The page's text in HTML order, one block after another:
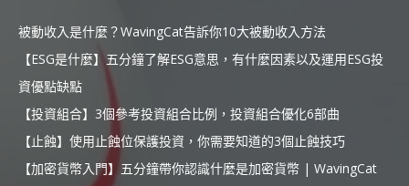
被動收入是什麼？WavingCat告訴你10大被動收入方法
【ESG是什麼】五分鐘了解ESG意思，有什麼因素以及運用ESG投
資優點缺點
【投資組合】3個參考投資組合比例，投資組合優化6部曲
【止蝕】使用止蝕位保護投資，你需要知道的3個止蝕技巧
【加密貨幣入門】五分鐘帶你認識什麼是加密貨幣 | WavingCat